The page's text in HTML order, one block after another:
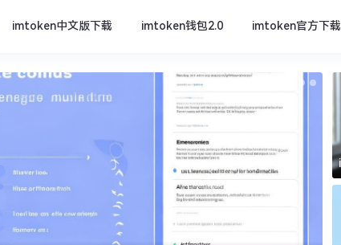
imtoken中文版下载 imtoken钱包2.0 imtoken官方下载